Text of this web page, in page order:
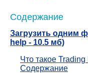
Содержание
Загрузить одним
help - 10.5 мб)
Что такое
Содержание